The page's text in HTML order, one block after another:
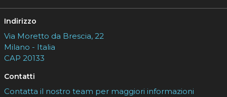
Indirizzo
Via Moretto da Brescia, 22
Milano - Italia
CAP 20133
Contatti
Contatta il nostro team per maggiori informazioni